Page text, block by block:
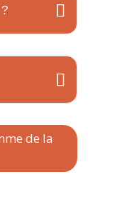
de la